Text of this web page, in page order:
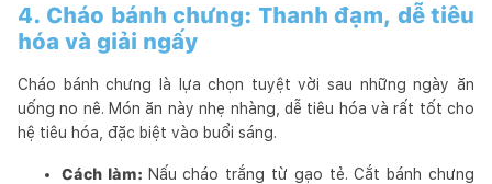
4. Cháo bánh chưng: Thanh đạm, dễ tiêu
hóa và giải ngấy
Cháo bánh chưng là lựa chọn tuyệt vời sau những ngày ăn
uống no nê. Món ăn này nhẹ nhàng, dễ tiêu hóa và rất tốt cho
hệ tiêu hóa, đặc biệt vào buổi sáng.
Cách làm: Nấu cháo trắng từ gạo tẻ. Cắt bánh chưng